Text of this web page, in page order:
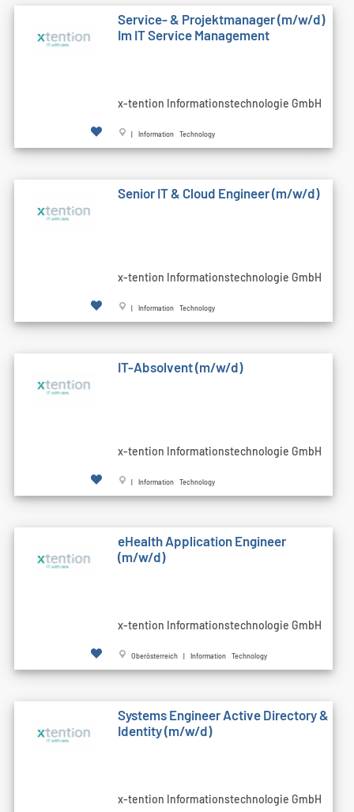
Service- & Projektmanager (m/w/d)
Im IT Service Management
x-tention Informationstechnologie GmbH
| Information Technology
Senior IT & Cloud Engineer (m/w/d)
x-tention Informationstechnologie GmbH
| Information Technology
IT-Absolvent (m/w/d)
x-tention Informationstechnologie GmbH
| Information Technology
eHealth Application Engineer
(m/w/d)
x-tention Informationstechnologie GmbH
Oberösterreich | Information Technology
Systems Engineer Active Directory &
Identity (m/w/d)
x-tention Informationstechnologie GmbH